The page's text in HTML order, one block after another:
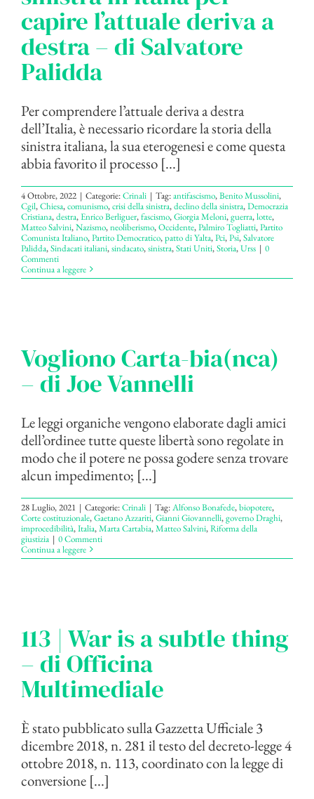
capire l’attuale deriva a
destra – di Salvatore
Palidda
Per comprendere l’attuale deriva a destra
dell’Italia, è necessario ricordare la storia della
sinistra italiana, la sua eterogenesi e come questa
abbia favorito il processo [...]
4 Ottobre, 2022 | Categorie:Crinali | Tag:antifascismo,Benito Mussolini,
Cgil,Chiesa,comunismo,crisi della sinistra,declino della sinistra,Democrazia
Cristiana,destra,Enrico Berliguer,fascismo,Giorgia Meloni,guerra,lotte,
Matteo Salvini,Nazismo,neoliberismo,Occidente,Palmiro Togliatti,Partito
Comunista Italiano,Partito Democratico,patto di Yalta,Pci,Psi,Salvatore
Palidda,Sindacati italiani,sindacato,sinistra,Stati Uniti,Storia,Urss | 0
Commenti
Continua a leggere
Vogliono Carta-bia(nca)
– di Joe Vannelli
Le leggi organiche vengono elaborate dagli amici
dell’ordinee tutte queste libertà sono regolate in
modo che il potere ne possa godere senza trovare
alcun impedimento; [...]
28 Luglio, 2021 | Categorie:Crinali | Tag:Alfonso Bonafede,biopotere,
Corte costituzionale,Gaetano Azzariti,Gianni Giovannelli,governo Draghi,
improcedibilità,Italia,Marta Cartabia,Matteo Salvini,Riforma della
giustizia | 0 Commenti
Continua a leggere
113 | War is a subtle thing
– di Officina
Multimediale
È stato pubblicato sulla Gazzetta Ufficiale 3
dicembre 2018, n. 281 il testo del decreto-legge 4
ottobre 2018, n. 113, coordinato con la legge di
conversione [...]